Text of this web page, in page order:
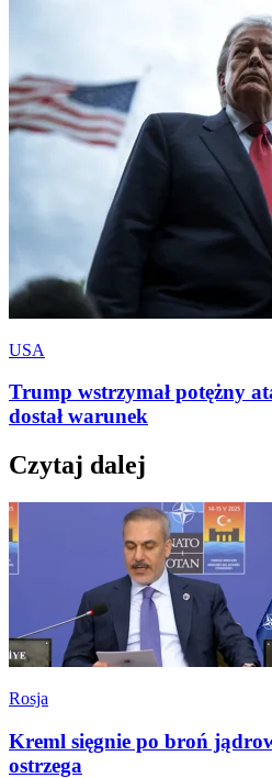
USA
Trump wstrzymał potężny
dostał warunek
Czytaj dalej
Rosja
Kreml sięgnie po broń
ostrzega